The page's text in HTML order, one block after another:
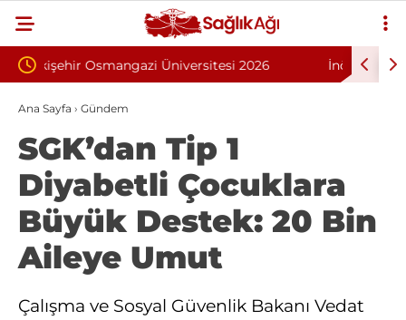
2026
Kişi
İnönü Üniversitesi 131 Sözleşmeli Personel
Alımı İlanı
Ana Sayfa › Gündem
SGK’dan Tip 1
Diyabetli Çocuklara
Büyük Destek: 20 Bin
Aileye Umut
Çalışma ve Sosyal Güvenlik Bakanı Vedat